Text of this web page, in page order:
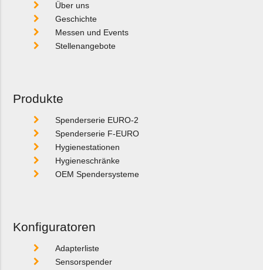
Über uns
Geschichte
Messen und Events
Stellenangebote
Produkte
Spenderserie EURO-2
Spenderserie F-EURO
Hygienestationen
Hygieneschränke
OEM Spendersysteme
Konfiguratoren
Adapterliste
Sensorspender